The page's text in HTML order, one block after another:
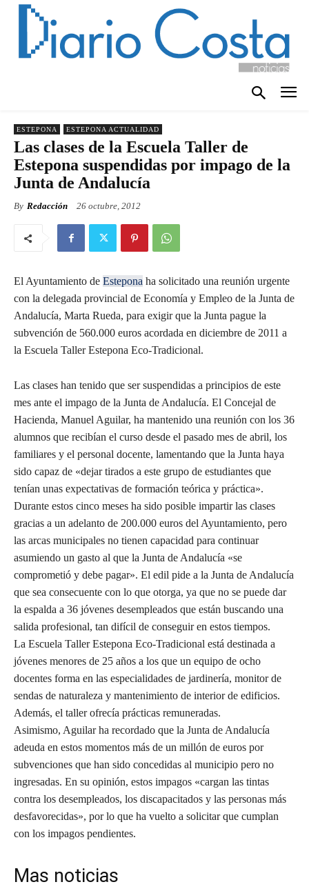
ESTEPONA ESTEPONA ACTUALIDAD
Las clases de la Escuela Taller de
Estepona suspendidas por impago de la
Junta de Andalucía
By Redacción 26 octubre, 2012
El Ayuntamiento de Estepona ha solicitado una reunión urgente
con la delegada provincial de Economía y Empleo de la Junta de
Andalucía, Marta Rueda, para exigir que la Junta pague la
subvención de 560.000 euros acordada en diciembre de 2011 a
la Escuela Taller Estepona Eco-Tradicional.
Las clases han tenido que ser suspendidas a principios de este
mes ante el impago de la Junta de Andalucía. El Concejal de
Hacienda, Manuel Aguilar, ha mantenido una reunión con los 36
alumnos que recibían el curso desde el pasado mes de abril, los
familiares y el personal docente, lamentando que la Junta haya
sido capaz de «dejar tirados a este grupo de estudiantes que
tenían unas expectativas de formación teórica y práctica».
Durante estos cinco meses ha sido posible impartir las clases
gracias a un adelanto de 200.000 euros del Ayuntamiento, pero
las arcas municipales no tienen capacidad para continuar
asumiendo un gasto al que la Junta de Andalucía «se
comprometió y debe pagar». El edil pide a la Junta de Andalucía
que sea consecuente con lo que otorga, ya que no se puede dar
la espalda a 36 jóvenes desempleados que están buscando una
salida profesional, tan difícil de conseguir en estos tiempos.
La Escuela Taller Estepona Eco-Tradicional está destinada a
jóvenes menores de 25 años a los que un equipo de ocho
docentes forma en las especialidades de jardinería, monitor de
sendas de naturaleza y mantenimiento de interior de edificios.
Además, el taller ofrecía prácticas remuneradas.
Asimismo, Aguilar ha recordado que la Junta de Andalucía
adeuda en estos momentos más de un millón de euros por
subvenciones que han sido concedidas al municipio pero no
ingresadas. En su opinión, estos impagos «cargan las tintas
contra los desempleados, los discapacitados y las personas más
desfavorecidas», por lo que ha vuelto a solicitar que cumplan
con los impagos pendientes.
Mas noticias